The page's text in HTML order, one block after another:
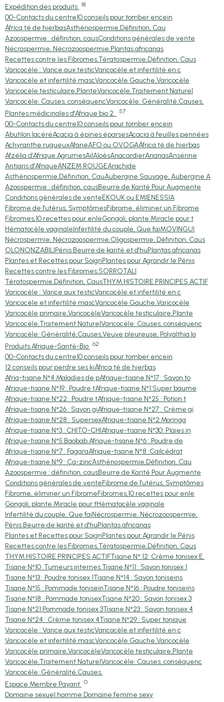
Expédition des produits 18
00-Contacts du centre10 conseils pour tomber encein
África té de hierbasAsthénospermie,Définition, Cau
Azoospermie : définition, causConditions générales de vente
Nécrospermie, Nécrozoospermie,Plantas africanas
Recettes contre les Fibromes,Tératospermie,Définition, Caus
Varicocèle : Varice aux testicVaricocèle et infertilité en c
Varicocèle et infertilité mascVaricocèle Gauche,Varicocèle
Varicocèle testiculaire,PlanteVaricocèle,Traitement Naturel
Varicocèle: Causes, conséquencVaricocèle: Généralité,Causes,
Plantes médicinales d'Afrique bio 2.
57
00-Contacts du centre10 conseils pour tomber encein
Abutilon lacéréAcacia à épines éparsesAcacia à feuilles pennées
Achyranthe rugueuxAfaneAFO ou OVOGAÁfrica té de hierbas
Afzélia d’Afrique.AgrumesAilAloèsAnacardierAnanasAnsérine
Antiaris d'AfriqueANZEM ROUGEArachide
Asthénospermie,Définition, CauAubergine Sauvage, Aubergine A
Azoospermie : définition, causBeurre de Karité Pour Augmente
Conditions générales de venteEKOUK ou EMIENESSIA
Fibrome de l'utérus, SymptômesFibrome, éliminer un Fibrome
Fibromes,10 recettes pour enleGongoli, plante Miracle pour t
Hématocèle vaginaleInfertilité du couple, Que faiMOVINGUI
Nécrospermie, Nécrozoospermie,Oligospermie, Définition, Caus
OLONONZABILIPénis Beurre de karité et d'huPlantas africanas
Plantes et Recettes pour SoignPlantes pour Agrandir le Pénis
Recettes contre les Fibromes,SORROTALI
Tératospermie,Définition, CausTHYM HISTOIRE PRINCIPES ACTIF
Varicocèle : Varice aux testicVaricocèle et infertilité en c
Varicocèle et infertilité mascVaricocèle Gauche,Varicocèle
Varicocèle primaire,VaricocèleVaricocèle testiculaire,Plante
Varicocèle,Traitement NaturelVaricocèle: Causes, conséquenc
Varicocèle: Généralité,Causes,Veuve pleureuse, Polyalthia lo
Produits Afrique-Santé-Bio 62
00-Contacts du centre10 conseils pour tomber encein
12 conseils pour perdre ses kiÁfrica té de hierbas
Afriq-tisane N°4:Maladies de pAfrique-tisane N°17 : Savon to
Afrique-tisane N°19 : Poudre tAfrique-tisane N°1:Super baume
Afrique-tisane N°22 : Poudre tAfrique-tisane N°25 : Potion t
Afrique-tisane N°26 : Savon giAfrique-tisane N°27 : Crème gi
Afrique-tisane N°28 : SupersexAfrique-tisane N°2:Moringa
Afrique-tisane N°3 : CHITO-CHIAfrique-tisane N°30: Plaies in
Afrique-tisane N°5:Baobab.Afrique-tisane N°6 : Poudre de
Afrique-tisane N°7 : FagaraAfrique-tisane N°8 :Caïlcédrat
Afrique-tisane N°9 : Ca-zincAsthénospermie,Définition, Cau
Azoospermie : définition, causBeurre de Karité Pour Augmente
Conditions générales de venteFibrome de l'utérus, Symptômes
Fibrome, éliminer un FibromeFibromes,10 recettes pour enle
Gongoli, plante Miracle pour tHématocèle vaginale
Infertilité du couple, Que faiNécrospermie, Nécrozoospermie,
Pénis Beurre de karité et d'huPlantas africanas
Plantes et Recettes pour SoignPlantes pour Agrandir le Pénis
Recettes contre les Fibromes,Tératospermie,Définition, Caus
THYM HISTOIRE PRINCIPES ACTIFTisane N° 12: Crème tonisex E.
Tisane N°10 :Tumeurs internes.Tisane N°11 : Savon tonisex 1
Tisane N°13 : Poudre tonisex 1Tisane N°14 : Savon toniseins
Tisane N°15 : Pommade toniseinTisane N°16 : Poudre toniseins
Tisane N°18 : Pommade tonisexTisane N°20 : Savon tonisex 3
Tisane N°21:Pommade tonisex 3Tisane N°23 : Savon tonisex 4
Tisane N°24 : Crème tonisex 4Tisane N°29 : Super tonique
Varicocèle : Varice aux testicVaricocèle et infertilité en c
Varicocèle et infertilité mascVaricocèle Gauche,Varicocèle
Varicocèle primaire,VaricocèleVaricocèle testiculaire,Plante
Varicocèle,Traitement NaturelVaricocèle: Causes, conséquenc
Varicocèle: Généralité,Causes,
Espace Membre Payant 0
Domaine sexuel homme.Domaine femme sexy